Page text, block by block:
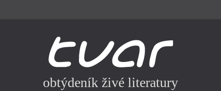
obtýdeník živé literatury